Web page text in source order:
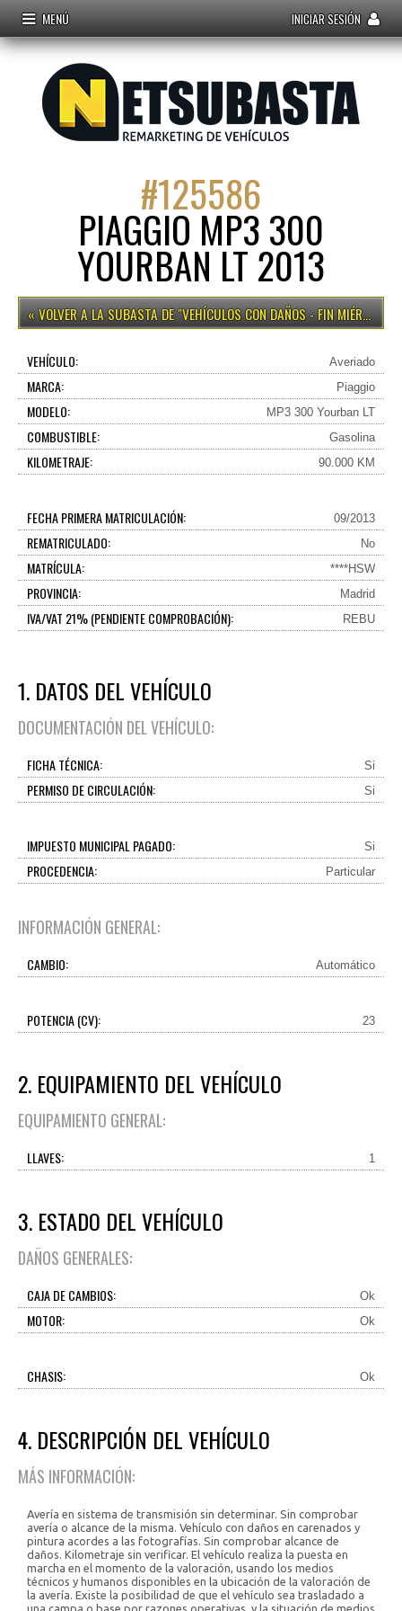
MENÚ INICIAR SESIÓN
#125586
PIAGGIO MP3 300
YOURBAN LT 2013
VEHÍCULOS CON DAÑOS - FIN MIÉRCOLES 15H
VEHÍCULO: Averiado
MARCA: Piaggio
MODELO: MP3 300 Yourban LT
COMBUSTIBLE: Gasolina
KILOMETRAJE: 90.000 KM
FECHA PRIMERA MATRICULACIÓN: 09/2013
REMATRICULADO: No
MATRÍCULA: ****HSW
PROVINCIA: Madrid
IVA/VAT 21% (PENDIENTE COMPROBACIÓN): REBU
1. DATOS DEL VEHÍCULO
DOCUMENTACIÓN DEL VEHÍCULO:
FICHA TÉCNICA: Si
PERMISO DE CIRCULACIÓN: Si
IMPUESTO MUNICIPAL PAGADO: Si
PROCEDENCIA: Particular
INFORMACIÓN GENERAL:
CAMBIO: Automático
POTENCIA (CV): 23
2. EQUIPAMIENTO DEL VEHÍCULO
EQUIPAMIENTO GENERAL:
LLAVES: 1
3. ESTADO DEL VEHÍCULO
DAÑOS GENERALES:
CAJA DE CAMBIOS: Ok
MOTOR: Ok
CHASIS: Ok
4. DESCRIPCIÓN DEL VEHÍCULO
MÁS INFORMACIÓN:
Avería en sistema de transmisión sin determinar. Sin comprobar
avería o alcance de la misma. Vehículo con daños en carenados y
pintura acordes a las fotografías. Sin comprobar alcance de
daños. Kilometraje sin verificar. El vehículo realiza la puesta en
marcha en el momento de la valoración, usando los medios
técnicos y humanos disponibles en la ubicación de la valoración de
la avería. Existe la posibilidad de que el vehículo sea trasladado a
una campa o base por razones operativas, y la situación de medios